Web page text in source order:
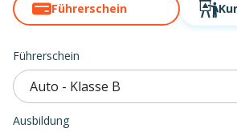
Führerschein
Führerschein
Auto - Klasse B
Ausbildung